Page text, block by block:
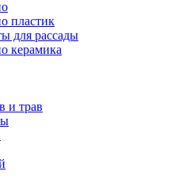
пластик
для рассады
керамика
и трав